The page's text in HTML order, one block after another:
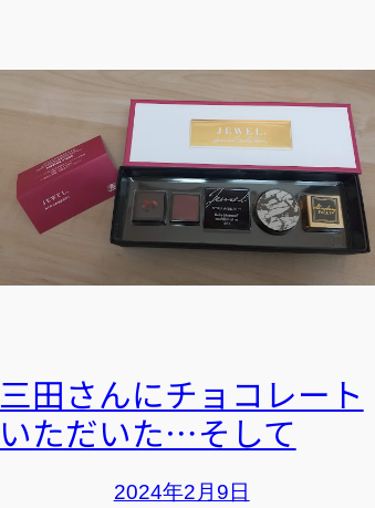
三田さんにチョコレート
いただいた…そして
2024年2月9日